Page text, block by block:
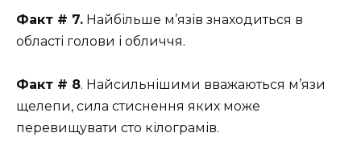
Факт # 7. Найбільше м’язів знаходиться в
області голови і обличчя.
Факт # 8. Найсильнішими вважаються м’язи
щелепи, сила стиснення яких може
перевищувати сто кілограмів.